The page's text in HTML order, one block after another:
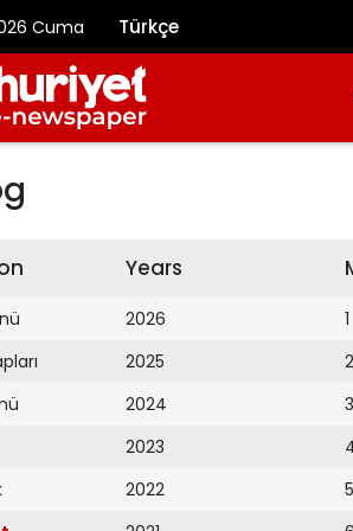
Cuma Türkçe
Years
2026
2025
2024
2023
2022
1
2
3
5